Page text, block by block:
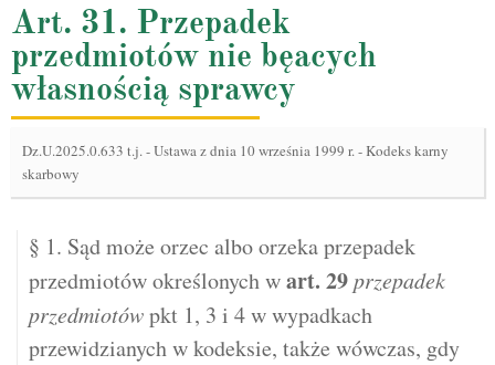
Art. 31. Przepadek
przedmiotów nie bęacych
własnością sprawcy
Dz.U.2025.0.633 t.j.-Ustawa z dnia 10 września 1999 r. - Kodeks karny
skarbowy
§ 1. Sąd może orzec albo orzeka przepadek
przedmiotów określonych wart. 29 przepadek
przedmiotówpkt 1, 3 i 4 w wypadkach
przewidzianych w kodeksie, także wówczas, gdy